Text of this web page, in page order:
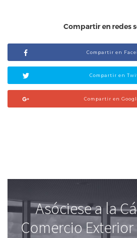
Compartir en redes
Compartir en
Compartir en
Compartir en
Asóciese a la
Comercio